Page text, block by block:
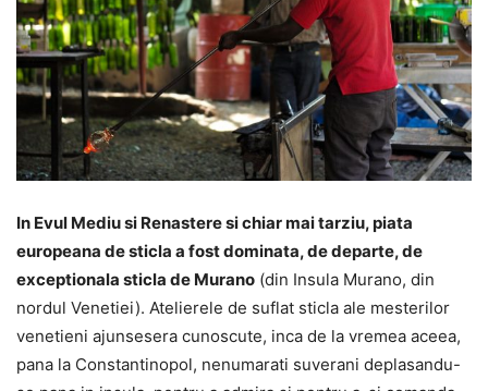
In Evul Mediu si Renastere si chiar mai tarziu, piata
europeana de sticla a fost dominata, de departe, de
exceptionala sticla de Murano (din Insula Murano, din
nordul Venetiei). Atelierele de suflat sticla ale mesterilor
venetieni ajunsesera cunoscute, inca de la vremea aceea,
pana la Constantinopol, nenumarati suverani deplasandu-